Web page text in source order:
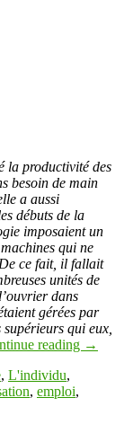
la productivité des
besoin de main
a aussi
débuts de la
imposaient un
qui ne
ce fait, il fallait
unités de
dans
gérées par
qui eux,
reading →
, L'individu,
, emploi,